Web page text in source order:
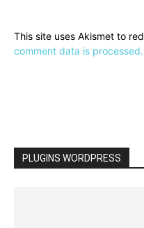
This site uses Akismet to
comment data is processed.
PLUGINS WORDPRESS